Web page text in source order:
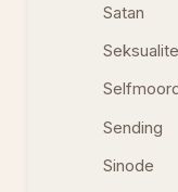
Satan
Selfmoord
Sending
Sinode